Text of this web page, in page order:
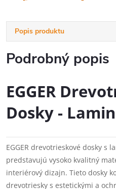
Popis produktu
Podrobný popis
EGGER
Dosky -
EGGER drevotrieskové dosky s
predstavujú vysoko kvalitný
interiérový dizajn. Tieto dosky
drevotriesky s estetickými a